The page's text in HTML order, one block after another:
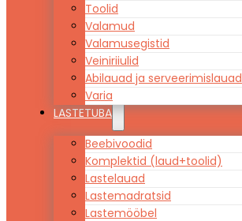
Toolid
Valamud
Valamusegistid
Veiniriiulid
Abilauad ja serveerimislauad
Varia
LASTETUBA
Beebivoodid
Komplektid (laud+toolid)
Lastelauad
Lastemadratsid
Lastemööbel